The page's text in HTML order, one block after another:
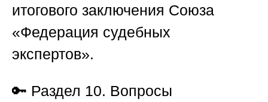
итогового заключения Союза
«Федерация судебных
экспертов».
🔑 Раздел 10. Вопросы